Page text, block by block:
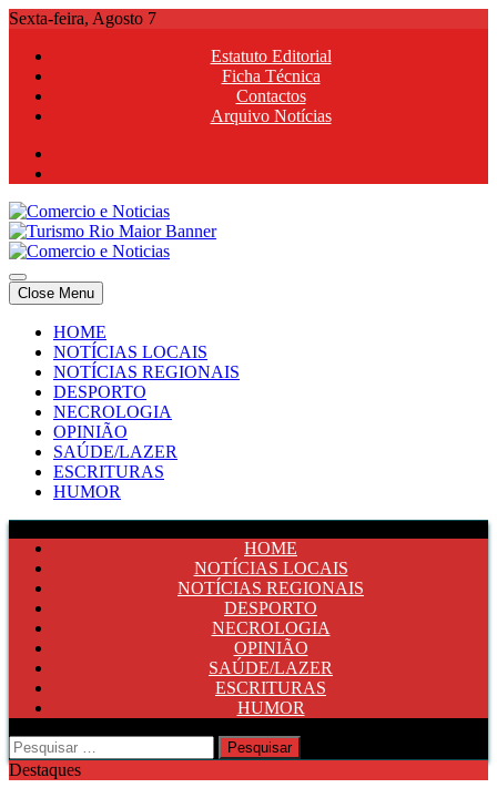
Skip
content
Sexta-feira, Agosto 7
Estatuto Editorial
Ficha Técnica
Contactos
Arquivo Notícias
Comercio e Noticias
Notícias e Publicidade Online
Comercio e Noticias
Notícias e Publicidade Online
Close Menu
HOME
NOTÍCIAS LOCAIS
NOTÍCIAS REGIONAIS
DESPORTO
NECROLOGIA
OPINIÃO
SAÚDE/LAZER
ESCRITURAS
HUMOR
HOME
NOTÍCIAS LOCAIS
NOTÍCIAS REGIONAIS
DESPORTO
NECROLOGIA
OPINIÃO
SAÚDE/LAZER
ESCRITURAS
HUMOR
Pesquisar
por:
Destaques